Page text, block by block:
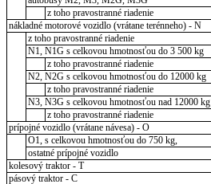
z toho pravostranné riadenie
nákladné motorové vozidlo (vrátane terénneho) - N
z toho pravostranné riadenie
N1, N1G s celkovou hmotnosťou do 3 500 kg
z toho pravostranné riadenie
N2, N2G s celkovou hmotnosťou do 12000 kg
z toho pravostranné riadenie
N3, N3G s celkovou hmotnosťou nad 12000 kg
z toho pravostranné riadenie
prípojné vozidlo (vrátane návesa) - O
O1, s celkovou hmotnosťou do 750 kg,
ostatné prípojné vozidlo
kolesový traktor - T
pásový traktor - C